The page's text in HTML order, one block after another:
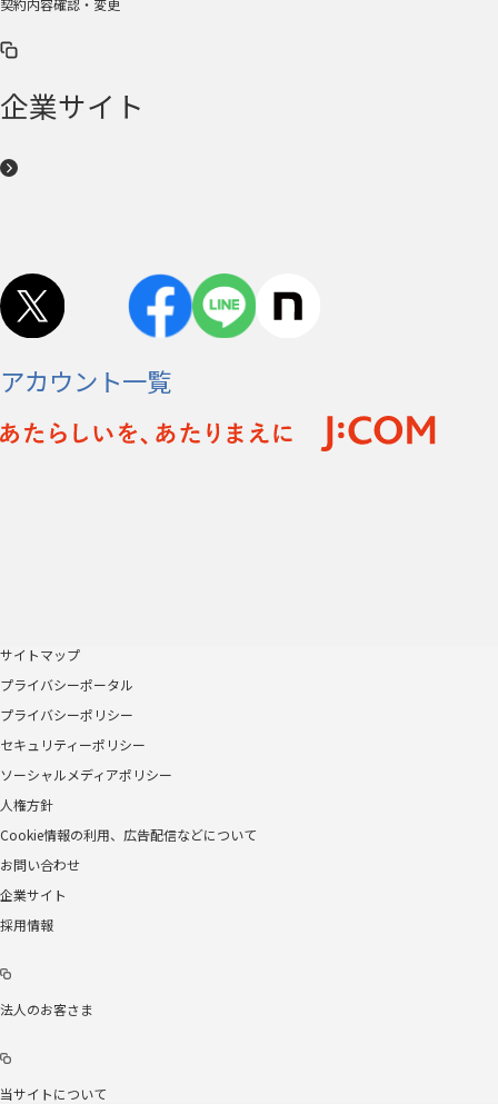
契約内容確認・変更
企業サイト
アカウント一覧
サイトマップ
プライバシーポータル
プライバシーポリシー
セキュリティーポリシー
ソーシャルメディアポリシー
人権方針
Cookie情報の利用、広告配信などについて
お問い合わせ
企業サイト
採用情報
法人のお客さま
当サイトについて